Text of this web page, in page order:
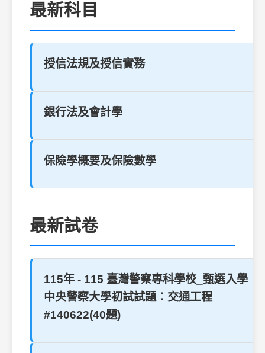
最新科目
授信法規及授信實務
銀行法及會計學
保險學概要及保險數學
最新試卷
115年 - 115 臺灣警察專科學校_甄選入學
中央警察大學初試試題：交通工程
#140622(40題)